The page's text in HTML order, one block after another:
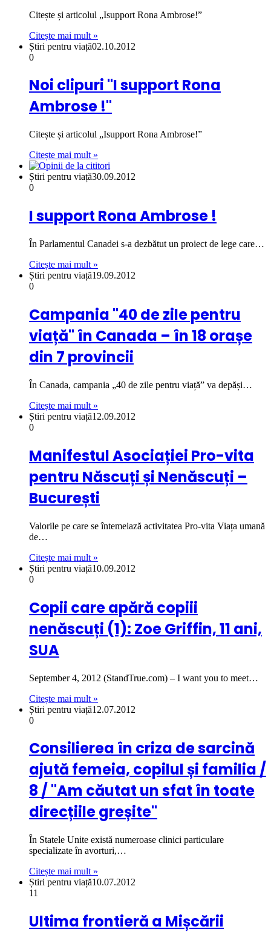
Citește și articolul „Isupport Rona Ambrose!”
Citește mai mult »
Știri pentru viață02.10.2012
0
Noi clipuri "I support Rona
Ambrose !"
Citește și articolul „Isupport Rona Ambrose!”
Citește mai mult »
Știri pentru viață30.09.2012
0
I support Rona Ambrose !
În Parlamentul Canadei s-a dezbătut un proiect de lege care…
Citește mai mult »
Știri pentru viață19.09.2012
0
Campania "40 de zile pentru
viață" în Canada – în 18 orașe
din 7 provincii
În Canada, campania „40 de zile pentru viață” va depăși…
Citește mai mult »
Știri pentru viață12.09.2012
0
Manifestul Asociației Pro-vita
pentru Născuți și Nenăscuți –
București
Valorile pe care se întemeiază activitatea Pro-vita Viața umană
de…
Citește mai mult »
Știri pentru viață10.09.2012
0
Copii care apără copiii
nenăscuți (1): Zoe Griffin, 11 ani,
SUA
September 4, 2012 (StandTrue.com) – I want you to meet…
Citește mai mult »
Știri pentru viață12.07.2012
0
Consilierea în criza de sarcină
ajută femeia, copilul și familia /
8 / "Am căutat un sfat în toate
direcțiile greșite"
În Statele Unite există numeroase clinici particulare
specializate în avorturi,…
Citește mai mult »
Știri pentru viață10.07.2012
11
Ultima frontieră a Mișcării